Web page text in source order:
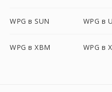
WPG в SUN WPG в
WPG в XBM WPG в